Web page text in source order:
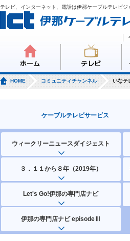
テレビ、インターネット、電話は伊那ケーブルテレビジ
ホーム テレビ
HOME コミュニティチャンネル いなテ
ケーブルテレビサービス
ウィークリーニュースダイジェスト
３．１１から８年（2019年）
Let's Go!伊那の専門店ナビ
伊那の専門店ナビ episodeⅢ